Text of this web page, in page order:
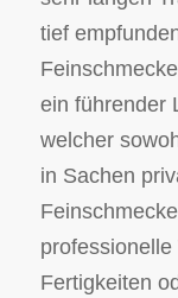
tief
ein führender
welcher
in Sachen
Fertigkeiten